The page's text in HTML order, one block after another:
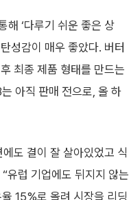
해 ‘다루기 쉬운 좋은 상
성감이 매우 좋았다. 버터
최종 제품 형태를 만드는
아직 판매 전으로, 올 하
도 결이 잘 살아있었고 식
유럽 기업에도 뒤지지 않는
15%로 올려 시장을 리딩